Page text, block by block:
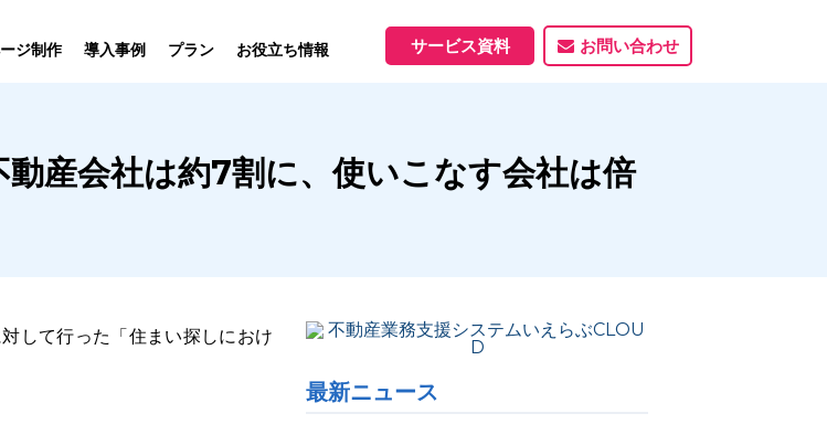
売買仲介
業務向け機能 業務向け機能
サービス一覧
ジ制作
いて
制作の流れ
制作実績
導入事例
ユーザーインタビュー ホームページ制作実績
プラン お役立ち情報
覧 お役立ちブログ 資料ダウンロード
サービス資料 お問い合わせ
産会社は約7割に、使いこなす会社は倍
して行った「住まい探しにおけ
最新ニュース